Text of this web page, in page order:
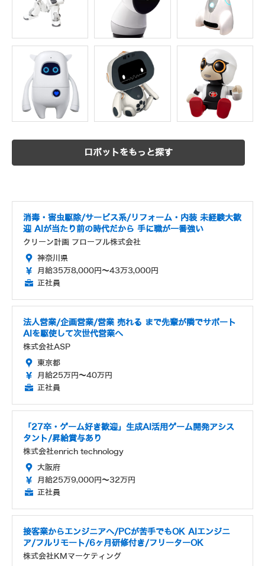
ロボットをもっと探す
消毒・害虫駆除/サービス系/リフォーム・内装 未経験大歓
迎 AIが当たり前の時代だから 手に職が一番強い
クリーン計画 プロープル株式会社
神奈川県
月給35万8,000円～43万3,000円
正社員
法人営業/企画営業/営業 売れる まで先輩が隣でサポート
AIを駆使して次世代営業へ
株式会社ASP
東京都
月給25万円～40万円
正社員
「27卒・ゲーム好き歓迎」生成AI活用ゲーム開発アシス
タント/昇給賞与あり
株式会社enrich technology
大阪府
月給25万9,000円～32万円
正社員
接客業からエンジニアへ/PCが苦手でもOK AIエンジニ
ア/フルリモート/6ヶ月研修付き/フリーターOK
株式会社KMマーケティング